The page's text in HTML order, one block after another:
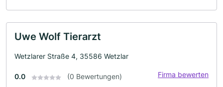
Uwe Wolf Tierarzt
Wetzlarer Straße 4, 35586 Wetzlar
0.0 (0 Bewertungen) Firma bewerten